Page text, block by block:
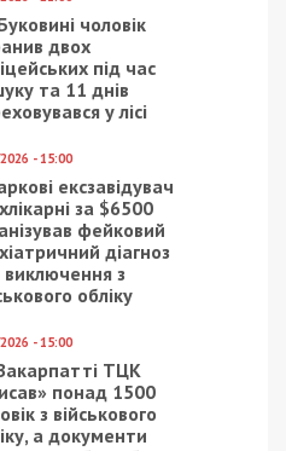
«Про обов’язкові
досвід Ізраїлю. Там
і можуть
упродовж 12 годин,
розповідає
Дікінштейн.
жителька Хайфи:«У нових
— це просто додаткова
кімнати, і четверта
Бобмбосховище
дверима, залізними
захлопуються і
щільні. Звичайно ж,
як у торгових
роботи — це великі
маленькі, а з великою